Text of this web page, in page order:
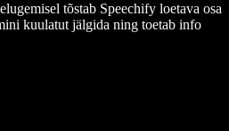
tõstab Speechify loetava osa
kuulatut jälgida ning toetab info